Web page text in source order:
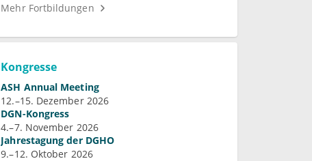
Mehr Fortbildungen
Kongresse
ASH Annual Meeting
12.–15. Dezember 2026
DGN-Kongress
4.–7. November 2026
Jahrestagung der DGHO
9.–12. Oktober 2026